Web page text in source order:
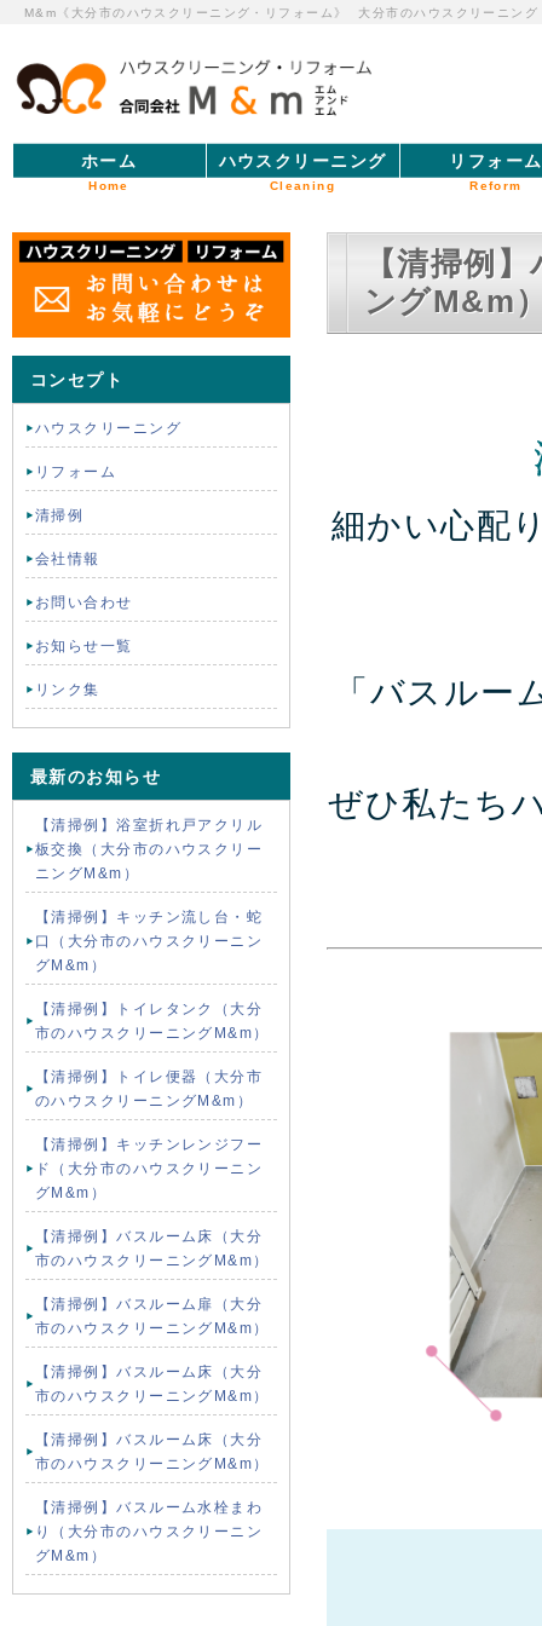
M&m《大分市のハウスクリーニング・リフォーム》 大分市のハウスクリーニン
ホーム
Home
ハウスクリーニング
Cleaning
リフォーム
Reform
【清掃例
ングM&m
細かい心配
「バスルー
ぜひ私たち
コンセプト
ハウスクリーニング
リフォーム
清掃例
会社情報
お問い合わせ
お知らせ一覧
リンク集
最新のお知らせ
【清掃例】浴室折れ戸アクリル
板交換（大分市のハウスクリー
ニングM&m）
【清掃例】キッチン流し台・蛇
口（大分市のハウスクリーニン
グM&m）
【清掃例】トイレタンク（大分
市のハウスクリーニングM&m）
【清掃例】トイレ便器（大分市
のハウスクリーニングM&m）
【清掃例】キッチンレンジフー
ド（大分市のハウスクリーニン
グM&m）
【清掃例】バスルーム床（大分
市のハウスクリーニングM&m）
【清掃例】バスルーム扉（大分
市のハウスクリーニングM&m）
【清掃例】バスルーム床（大分
市のハウスクリーニングM&m）
【清掃例】バスルーム床（大分
市のハウスクリーニングM&m）
【清掃例】バスルーム水栓まわ
り（大分市のハウスクリーニン
グM&m）